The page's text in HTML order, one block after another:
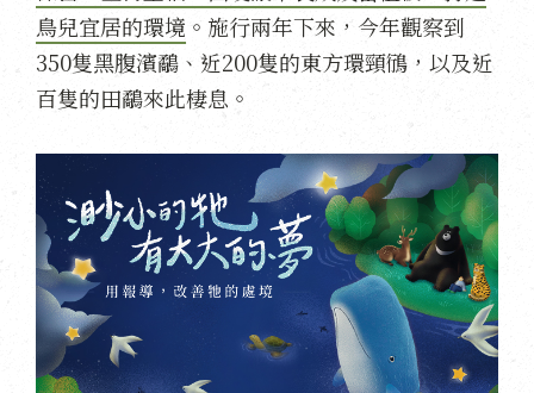
鳥兒宜居的環境 。施行兩年下來，今年觀察到
350隻黑腹濱鷸、近200隻的東方環頸鴴，以及近
百隻的田鷸來此棲息。